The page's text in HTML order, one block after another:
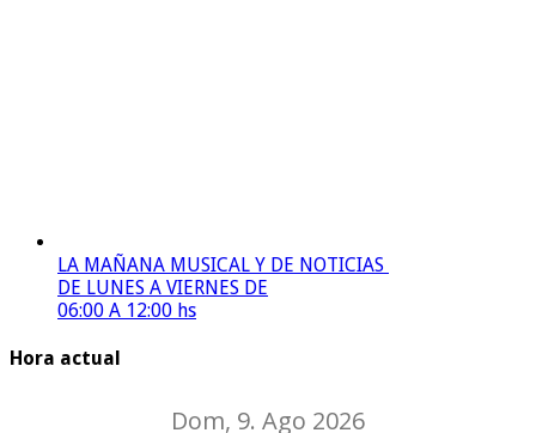
LA MAÑANA MUSICAL Y DE NOTICIAS
DE LUNES A VIERNES DE
06:00 A 12:00 hs
Hora actual